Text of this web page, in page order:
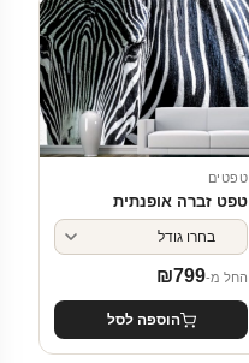
טפטים
טפט זברה אופנתית
החל מ- ₪799
הוספה לסל